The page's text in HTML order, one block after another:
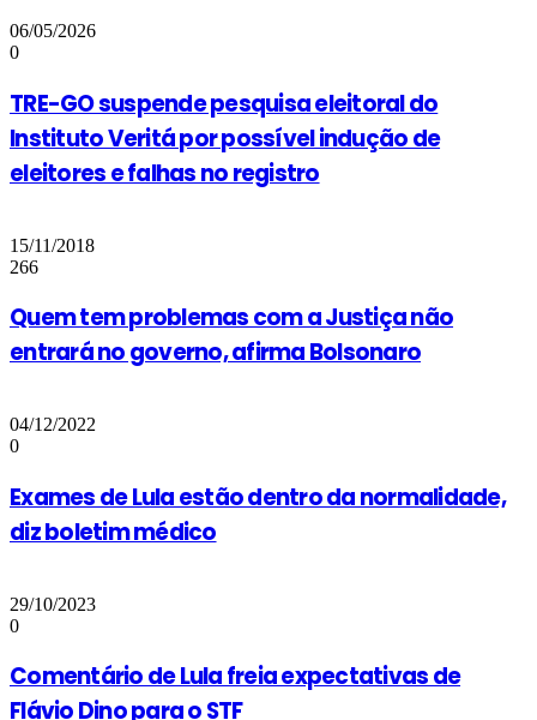
06/05/2026
0
TRE-GO suspende pesquisa eleitoral do
Instituto Veritá por possível indução de
eleitores e falhas no registro
15/11/2018
266
Quem tem problemas com a Justiça não
entrará no governo, afirma Bolsonaro
04/12/2022
0
Exames de Lula estão dentro da normalidade,
diz boletim médico
29/10/2023
0
Comentário de Lula freia expectativas de
Flávio Dino para o STF